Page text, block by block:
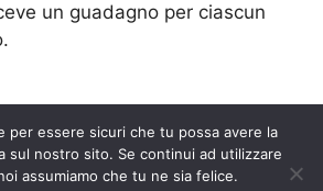
un guadagno per ciascun
per essere sicuri che tu possa avere la
sul nostro sito. Se continui ad utilizzare
assumiamo che tu ne sia felice.